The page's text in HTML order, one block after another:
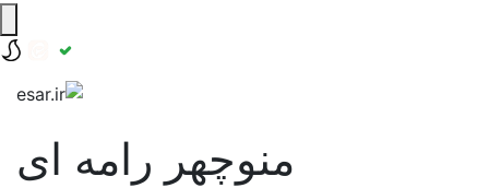
منوچهر رامه ای